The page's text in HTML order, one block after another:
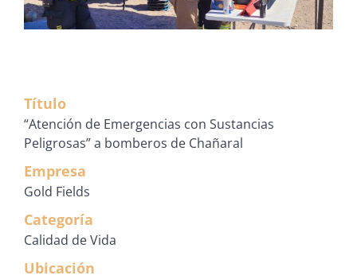
Título
“Atención de Emergencias con Sustancias
Peligrosas” a bomberos de Chañaral
Empresa
Gold Fields
Categoría
Calidad de Vida
Ubicación